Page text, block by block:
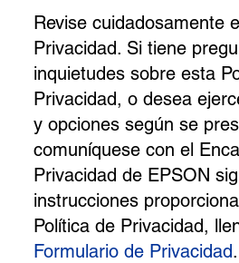
Revise cuidadosamente
Privacidad. Si tiene
inquietudes sobre esta
Privacidad, o desea
y opciones según se
comuníquese con el
Privacidad de EPSON
instrucciones
Política de Privacidad,
Formulario de Privacidad.